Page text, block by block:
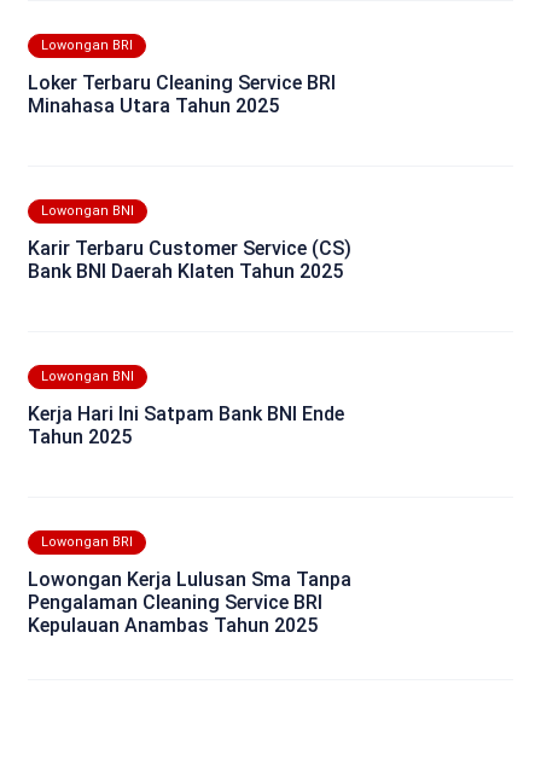
Lowongan BRI
Loker Terbaru Cleaning Service BRI
Minahasa Utara Tahun 2025
Lowongan BNI
Karir Terbaru Customer Service (CS)
Bank BNI Daerah Klaten Tahun 2025
Lowongan BNI
Kerja Hari Ini Satpam Bank BNI Ende
Tahun 2025
Lowongan BRI
Lowongan Kerja Lulusan Sma Tanpa
Pengalaman Cleaning Service BRI
Kepulauan Anambas Tahun 2025